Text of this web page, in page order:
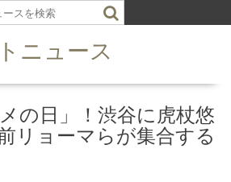
ニュース
の日」！渋谷に虎杖悠
リョーマらが集合する